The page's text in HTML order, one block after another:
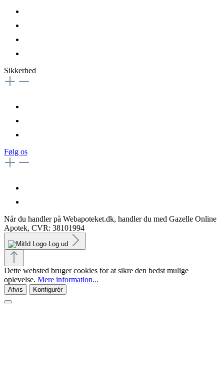
Sikkerhed
Følg os
Når du handler på Webapoteket.dk, handler du med Gazelle Online
Apotek, CVR: 38101994
Log ud
Dette websted bruger cookies for at sikre den bedst mulige
oplevelse. Mere information...
Afvis Konfigurér